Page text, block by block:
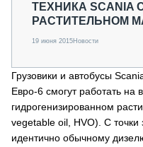
О ПРОЕКТЕ
ТЕХНИКА
РАСТИТЕЛЬНОМ
19 июня 2015Новости
Грузовики и автобусы
Евро-6 смогут работать
гидрогенизированном
vegetable oil, HVO). С точки
идентично обычному